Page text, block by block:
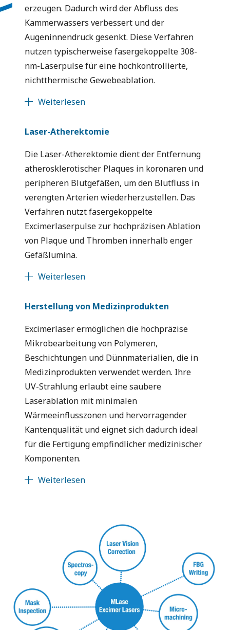
erzeugen. Dadurch wird der Abfluss des
Kammerwassers verbessert und der
Augeninnendruck gesenkt. Diese Verfahren
nutzen typischerweise fasergekoppelte 308-
nm-Laserpulse für eine hochkontrollierte,
nichtthermische Gewebeablation.
Weiterlesen
Laser-Atherektomie
Die Laser-Atherektomie dient der Entfernung
atherosklerotischer Plaques in koronaren und
peripheren Blutgefäßen, um den Blutfluss in
verengten Arterien wiederherzustellen. Das
Verfahren nutzt fasergekoppelte
Excimerlaserpulse zur hochpräzisen Ablation
von Plaque und Thromben innerhalb enger
Gefäßlumina.
Weiterlesen
Herstellung von Medizinprodukten
Excimerlaser ermöglichen die hochpräzise
Mikrobearbeitung von Polymeren,
Beschichtungen und Dünnmaterialien, die in
Medizinprodukten verwendet werden. Ihre
UV-Strahlung erlaubt eine saubere
Laserablation mit minimalen
Wärmeeinflusszonen und hervorragender
Kantenqualität und eignet sich dadurch ideal
für die Fertigung empfindlicher medizinischer
Komponenten.
Weiterlesen